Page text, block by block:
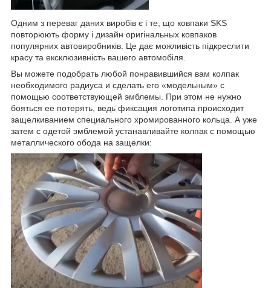
Одним з переваг даних виробів є і те, що ковпаки SKS
повторюють форму і дизайн оригінальных ковпаков
популярних автовиробників. Це дає можливість підкреслити
красу та ексклюзивність вашего автомобіля.
Вы можете подобрать любой понравившийся вам колпак
необходимого радиуса и сделать его «модельным» с
помощью соответствующей эмблемы. При этом не нужно
бояться ее потерять, ведь фиксация логотипа происходит
защелкиванием специального хромированного кольца. А уже
затем с одетой эмблемой устанавливайте колпак с помощью
металлического обода на защелки: